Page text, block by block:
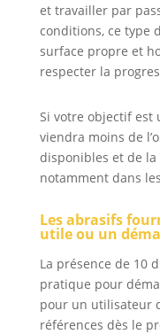
et travailler par
conditions, ce type
surface propre et
respecter la
Si votre objectif
viendra moins de
disponibles et de
notamment dans
Les abrasifs
utile ou un
La présence de 10
pratique pour
pour un utilisateur
références dès le